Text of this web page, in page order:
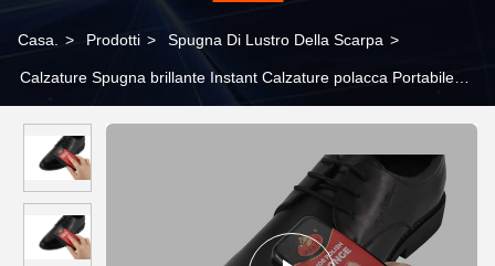
Casa. > Prodotti > Spugna Di Lustro Della Scarpa >
Calzature Spugna brillante Instant Calzature polacca Portabile
Asia LOGO OEM